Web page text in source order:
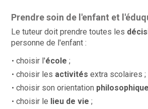
Prendre soin de l'enfant et
Le tuteur doit prendre toutes les
personne de l'enfant :
choisir l'école ;
choisir les activités extra scolaires ;
choisir son orientation philosophique
choisir le lieu de vie ;